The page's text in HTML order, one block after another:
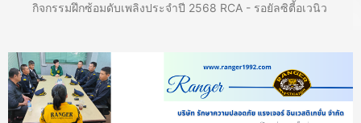
กิจกรรมฝึกซ้อมดับเพลิงประจำปี 2568 RCA - รอยัลซิตี้อเวนิว